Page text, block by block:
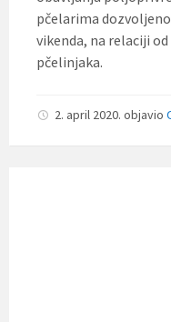
pčelarima
vikenda, na relaciji
pčelinjaka.
2. april 2020. objavio